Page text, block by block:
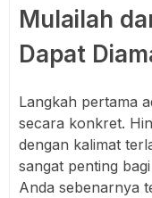
Mulailah
Dapat
Langkah pertama
secara konkret.
dengan kalimat
sangat penting
Anda sebenarnya